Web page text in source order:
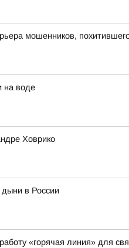
мошенников,
на воде
Ховрико
дыни в России
«горячая линия» для